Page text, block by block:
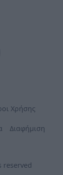
Χρήσης
Διαφήμιση
reserved